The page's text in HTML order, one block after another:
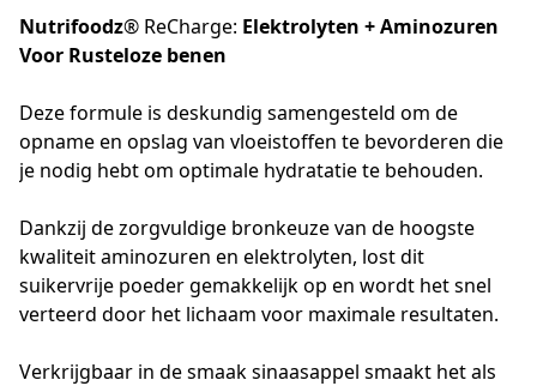
Nutrifoodz® ReCharge: Elektrolyten + Aminozuren
Voor Rusteloze benen
Deze formule is deskundig samengesteld om de
opname en opslag van vloeistoffen te bevorderen die
je nodig hebt om optimale hydratatie te behouden.
Dankzij de zorgvuldige bronkeuze van de hoogste
kwaliteit aminozuren en elektrolyten, lost dit
suikervrije poeder gemakkelijk op en wordt het snel
verteerd door het lichaam voor maximale resultaten.
Verkrijgbaar in de smaak sinaasappel smaakt het als